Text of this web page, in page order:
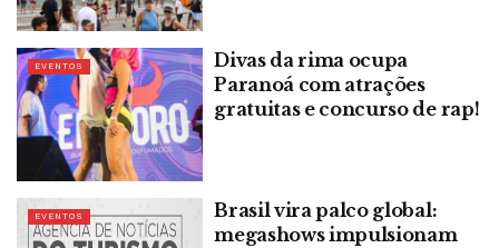
EVENTOS
Divas da rima ocupa
Paranoá com atrações
gratuitas e concurso de rap!
EVENTOS
Brasil vira palco global:
megashows impulsionam